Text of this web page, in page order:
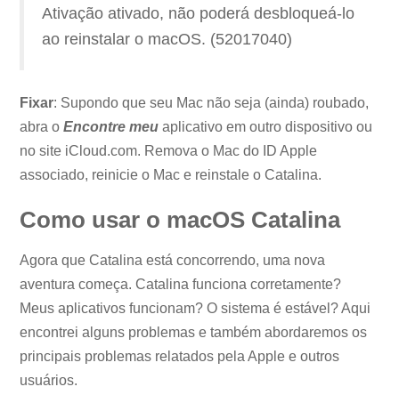
Ativação ativado, não poderá desbloqueá-lo
ao reinstalar o macOS. (52017040)
Fixar: Supondo que seu Mac não seja (ainda) roubado,
abra oEncontre meu aplicativo em outro dispositivo ou
no site iCloud.com. Remova o Mac do ID Apple
associado, reinicie o Mac e reinstale o Catalina.
Como usar o macOS Catalina
Agora que Catalina está concorrendo, uma nova
aventura começa. Catalina funciona corretamente?
Meus aplicativos funcionam? O sistema é estável? Aqui
encontrei alguns problemas e também abordaremos os
principais problemas relatados pela Apple e outros
usuários.